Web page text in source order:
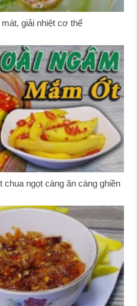
giải nhiệt cơ thể
ngọt càng ăn càng ghiền